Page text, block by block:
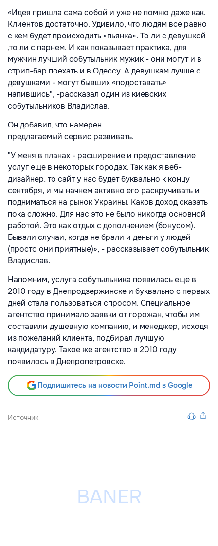
«Идея пришла сама собой и уже не помню даже как.
Клиентов достаточно. Удивило, что людям все равно
с кем будет происходить «пьянка». То ли с девушкой
,то ли с парнем. И как показывает практика, для
мужчин лучший собутыльник мужик - они могут и в
стрип-бар поехать и в Одессу. А девушкам лучше с
девушками - могут бывших «подоставать»
напившись", -рассказал один из киевских
собутыльников Владислав.
Он добавил, что намерен
предлагаемый сервис развивать.
"У меня в планах - расширение и предоставление
услуг еще в некоторых городах. Так как я веб-
дизайнер, то сайт у нас будет буквально к концу
сентября, и мы начнем активно его раскручивать и
подниматься на рынок Украины. Каков доход сказать
пока сложно. Для нас это не было никогда основной
работой. Это как отдых с дополнением (бонусом).
Бывали случаи, когда не брали и деньги у людей
(просто они приятные)», - рассказывает собутыльник
Владислав.
Напомним, услуга собутыльника появилась еще в
2010 году в Днепродзержинске и буквально с первых
дней стала пользоваться спросом. Специальное
агентство принимало заявки от горожан, чтобы им
составили душевную компанию, и менеджер, исходя
из пожеланий клиента, подбирал лучшую
кандидатуру. Такое же агентство в 2010 году
появилось в Днепропетровске.
Подпишитесь на новости Point.md в Google
Источник